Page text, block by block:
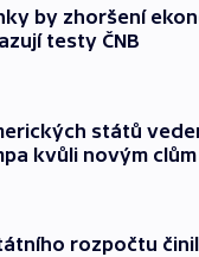
by zhoršení
testy ČNB
států
kvůli novým clům
rozpočtu